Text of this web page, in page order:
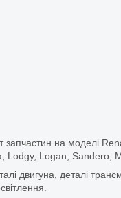
запчастин на моделі
Logan, Sandero,
двигуна, деталі